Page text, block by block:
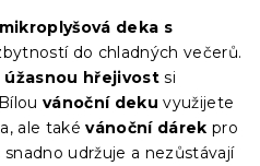
mikroplyšová deka s
do chladných večerů.
úžasnou hřejivostsi
vánoční deku využijete
ale také vánoční dárek pro
udržuje a nezůstávají